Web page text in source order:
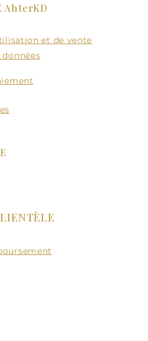
AhterKD
et de vente